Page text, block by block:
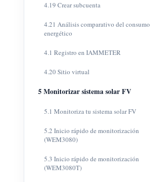
4.19 Crear subcuenta
4.21 Análisis comparativo del consumo
energético
4.1 Registro en IAMMETER
4.20 Sitio virtual
5 Monitorizar sistema solar FV
5.1 Monitoriza tu sistema solar FV
5.2 Inicio rápido de monitorización
(WEM3080)
5.3 Inicio rápido de monitorización
(WEM3080T)